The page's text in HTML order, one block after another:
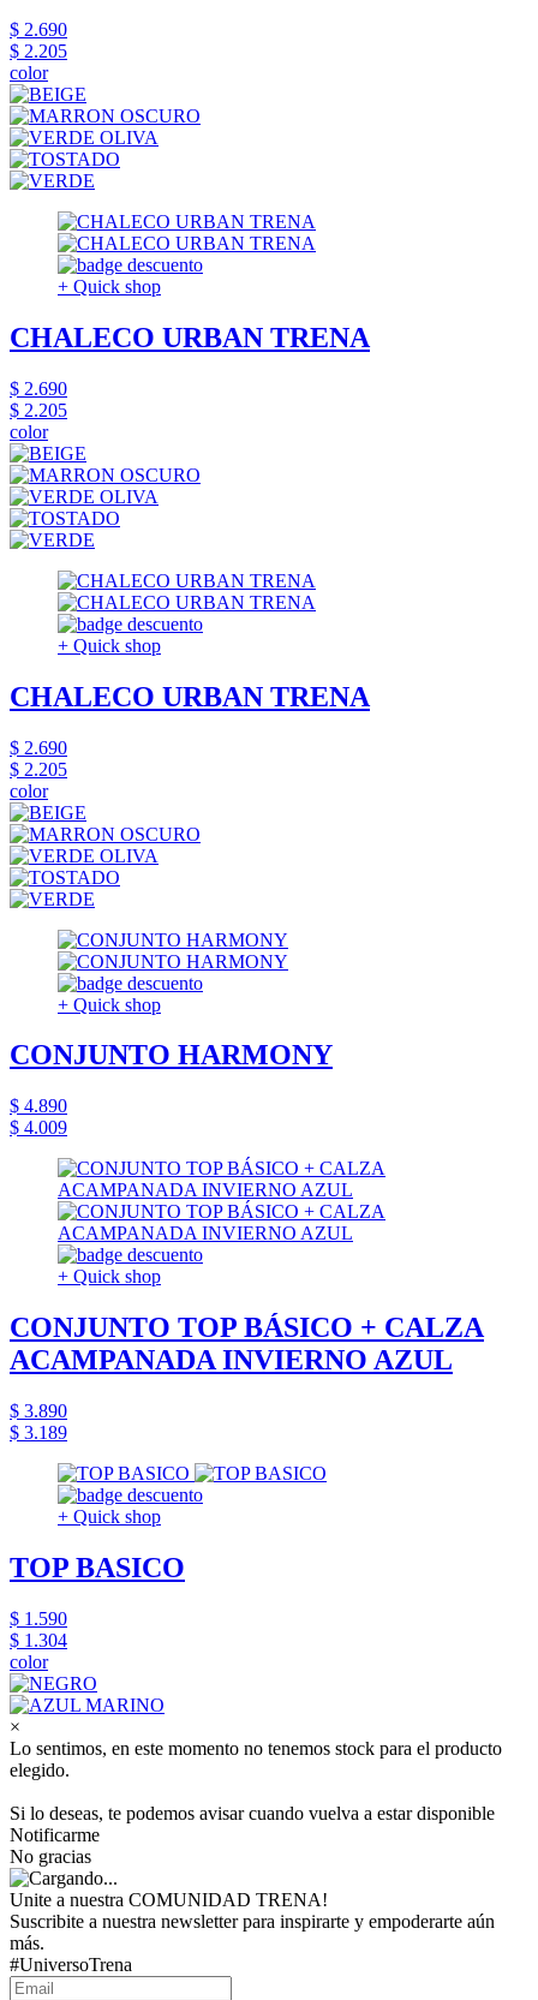
$ 2.690
$ 2.205
color
+ Quick shop
CHALECO URBAN TRENA
$ 2.690
$ 2.205
color
+ Quick shop
CHALECO URBAN TRENA
$ 2.690
$ 2.205
color
+ Quick shop
CONJUNTO HARMONY
$ 4.890
$ 4.009
+ Quick shop
CONJUNTO TOP BÁSICO + CALZA
ACAMPANADA INVIERNO AZUL
$ 3.890
$ 3.189
+ Quick shop
TOP BASICO
$ 1.590
$ 1.304
color
×
Lo sentimos, en este momento no tenemos stock para el producto
elegido.
Si lo deseas, te podemos avisar cuando vuelva a estar disponible
Notificarme
No gracias
Unite a nuestra COMUNIDAD TRENA!
Suscribite a nuestra newsletter para inspirarte y empoderarte aún
más.
#UniversoTrena